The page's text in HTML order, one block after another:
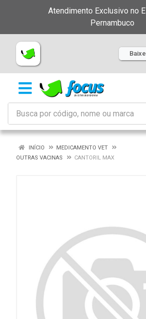
Atendimento Exclusivo no
Pernambuco
INÍCIO
MEDICAMENTO VET
OUTRAS VACINAS
CANTORIL MAX